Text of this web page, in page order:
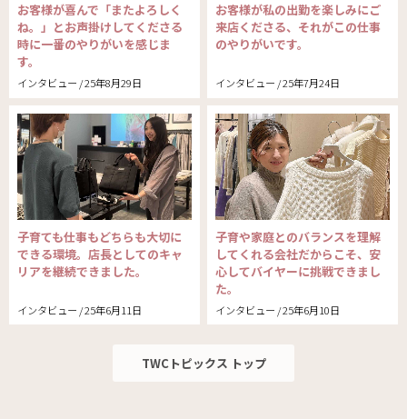
インタビュー / 25年8月29日
お客様が喜んで「またよろしく
ね。」とお声掛けしてくださる
時に一番のやりがいを感じま
す。
インタビュー / 25年7月24日
お客様が私の出勤を楽しみにご
来店くださる、それがこの仕事
のやりがいです。
インタビュー / 25年6月11日
子育ても仕事もどちらも大切に
できる環境。店長としてのキャ
リアを継続できました。
インタビュー / 25年6月10日
子育や家庭とのバランスを理解
してくれる会社だからこそ、安
心してバイヤーに挑戦できまし
た。
TWCトピックス トップ